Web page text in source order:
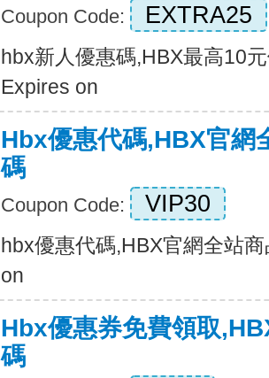
Coupon Code: EXTRA25
hbx新人優惠碼,HBX最高10
Expires on
Hbx優惠代碼,HBX官網
碼
Coupon Code: VIP30
hbx優惠代碼,HBX官網全站
on
Hbx優惠券免費領取
碼